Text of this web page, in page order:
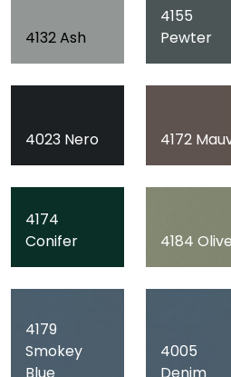
4132 Ash
4155
Pewter
4023 Nero 4172
4174
Conifer
4184 Olive
4179
Smokey
4005